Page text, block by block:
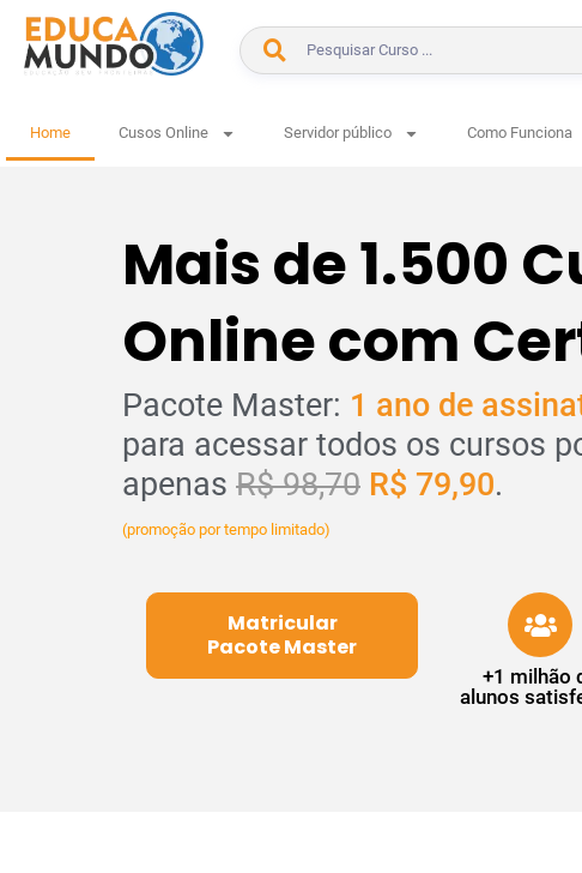
Home Cusos Online Servidor público Como Funciona
Mais de 1.500
Online com
Pacote Master: 1 ano de
para acessar todos os cursos
apenas R$ 98,70 R$ 79,90.
(promoção por tempo limitado)
Matricular
Pacote Master
+1 milhão
alunos